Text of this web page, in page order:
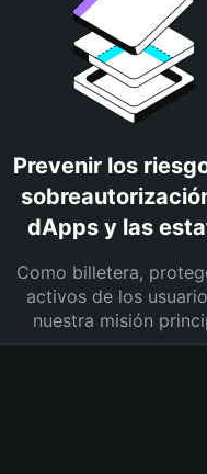
Prevenir los
dApps y las
Como billetera,
activos de los
nuestra misión